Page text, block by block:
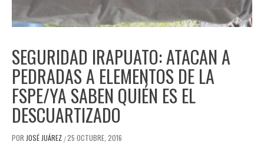
SEGURIDAD IRAPUATO: ATACAN A
PEDRADAS A ELEMENTOS DE LA
FSPE/YA SABEN QUIÉN ES EL
DESCUARTIZADO
POR JOSÉ JUÁREZ /25 OCTUBRE, 2016